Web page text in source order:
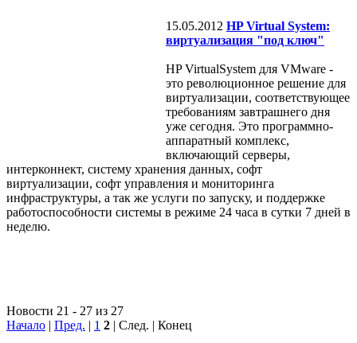
15.05.2012 HP Virtual System:
виртуализация "под ключ"
HP VirtualSystem для VMware -
это революционное решение для
виртуализации, соответствующее
требованиям завтрашнего дня
уже сегодня. Это программно-
аппаратный комплекс,
включающий серверы,
интерконнект, систему хранения данных, софт
виртуализации, софт управления и мониторинга
инфраструктуры, а так же услуги по запуску, и поддержке
работоспособности системы в режиме 24 часа в сутки 7 дней в
неделю.
Новости 21 - 27 из 27
Начало | Пред. | 1 2 | След. | Конец